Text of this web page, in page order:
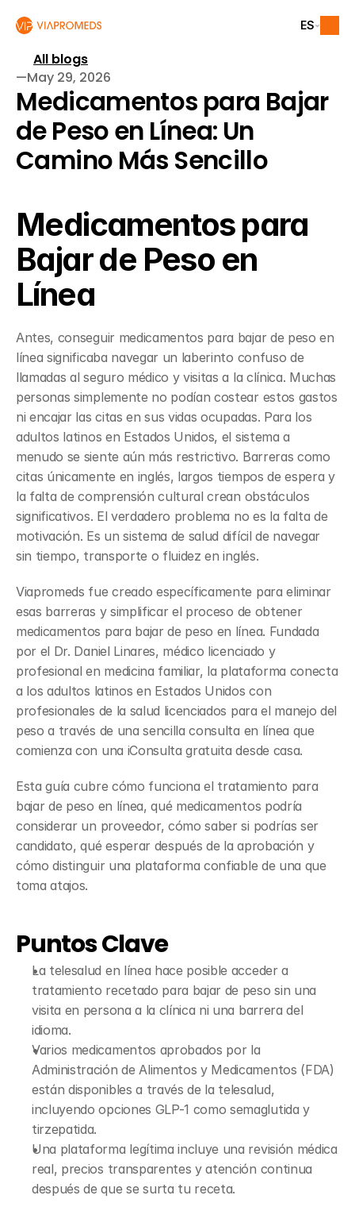
ES
All blogs
—May 29, 2026
Medicamentos para Bajar
de Peso en Línea: Un
Camino Más Sencillo
Medicamentos para
Bajar de Peso en
Línea
Antes, conseguir medicamentos para bajar de peso en
línea significaba navegar un laberinto confuso de
llamadas al seguro médico y visitas a la clínica. Muchas
personas simplemente no podían costear estos gastos
ni encajar las citas en sus vidas ocupadas. Para los
adultos latinos en Estados Unidos, el sistema a
menudo se siente aún más restrictivo. Barreras como
citas únicamente en inglés, largos tiempos de espera y
la falta de comprensión cultural crean obstáculos
significativos. El verdadero problema no es la falta de
motivación. Es un sistema de salud difícil de navegar
sin tiempo, transporte o fluidez en inglés.
Viapromeds fue creado específicamente para eliminar
esas barreras y simplificar el proceso de obtener
medicamentos para bajar de peso en línea. Fundada
por el Dr. Daniel Linares, médico licenciado y
profesional en medicina familiar, la plataforma conecta
a los adultos latinos en Estados Unidos con
profesionales de la salud licenciados para el manejo del
peso a través de una sencilla consulta en línea que
comienza con una iConsulta gratuita desde casa.
Esta guía cubre cómo funciona el tratamiento para
bajar de peso en línea, qué medicamentos podría
considerar un proveedor, cómo saber si podrías ser
candidato, qué esperar después de la aprobación y
cómo distinguir una plataforma confiable de una que
toma atajos.
Puntos Clave
La telesalud en línea hace posible acceder a
tratamiento recetado para bajar de peso sin una
visita en persona a la clínica ni una barrera del
idioma.
Varios medicamentos aprobados por la
Administración de Alimentos y Medicamentos (FDA)
están disponibles a través de la telesalud,
incluyendo opciones GLP-1 como semaglutida y
tirzepatida.
Una plataforma legítima incluye una revisión médica
real, precios transparentes y atención continua
después de que se surta tu receta.